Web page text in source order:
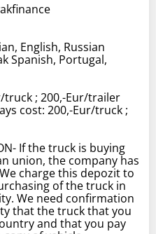
English, Russian
Spanish, Portugal,
truck ; 200,-Eur/trailer
cost: 200,-Eur/truck ;
If the truck is buying
union, the company has
We charge this depozit to
of the truck in
We need confirmation
that the truck that you
and that you pay